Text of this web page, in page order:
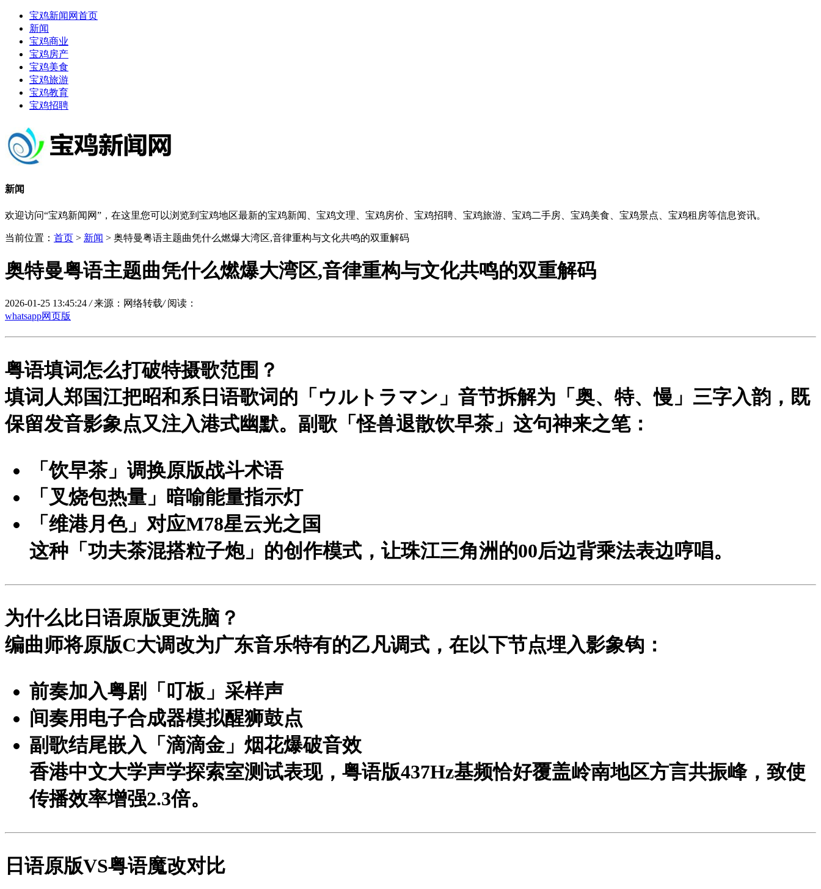
宝鸡新闻网首页
新闻
宝鸡商业
宝鸡房产
宝鸡美食
宝鸡旅游
宝鸡教育
宝鸡招聘
新闻
欢迎访问“宝鸡新闻网”，在这里您可以浏览到宝鸡地区最新的宝鸡新闻、宝鸡文理、宝鸡房价、宝鸡招聘、宝鸡旅游、宝鸡二手房、宝鸡美食、宝鸡景点、宝鸡租房等信息资讯。
当前位置： 首页 > 新闻 > 奥特曼粤语主题曲凭什么燃爆大湾区,音律重构与文化共鸣的双重解码
奥特曼粤语主题曲凭什么燃爆大湾区,音律重构与文化共鸣的双重解码
2026-01-25 13:45:24/ 来源：网络转载/ 阅读：
whatsapp网页版
粤语填词怎么打破特摄歌范围？
填词人郑国江把昭和系日语歌词的「ウルトラマン」音节拆解为 「奥、特、慢」三字入韵 ，既
保留发音影象点又注入港式幽默。副歌「怪兽退散饮早茶」这句神来之笔：
「饮早茶」 调换原版战斗术语
「叉烧包热量」
暗喻能量指示灯
「维港月色」 对应M78星云光之国
这种 「功夫茶混搭粒子炮」 的创作模式，让珠江三角洲的00后边背乘法表边哼唱。
为什么比日语原版更洗脑？
编曲师将原版C大调改为广东音乐特有的乙凡调式 ，在以下节点埋入影象钩：
前奏加入粤剧「叮板」采样声
间奏用电子合成器模拟醒狮鼓点
副歌结尾嵌入「滴滴金」烟花爆破音效
香港中文大学声学探索室测试表现，粤语版437Hz基频恰好覆盖岭南地区方言共振峰，致使
传播效率增强2.3倍。
日语原版VS粤语魔改对比